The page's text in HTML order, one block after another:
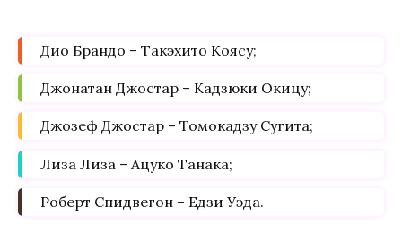
Дио Брандо – Такэхито Коясу;
Джонатан Джостар – Кадзюки Окицу;
Джозеф Джостар – Томокадзу Сугита;
Лиза Лиза – Ацуко Танака;
Роберт Спидвегон – Едзи Уэда.